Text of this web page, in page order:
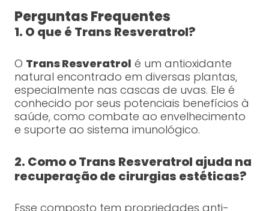
Perguntas Frequentes
1. O que é Trans Resveratrol?
O Trans Resveratrol é um antioxidante
natural encontrado em diversas plantas,
especialmente nas cascas de uvas. Ele é
conhecido por seus potenciais benefícios à
saúde, como combate ao envelhecimento
e suporte ao sistema imunológico.
2. Como o Trans Resveratrol ajuda na
recuperação de cirurgias estéticas?
Esse composto tem propriedades anti-